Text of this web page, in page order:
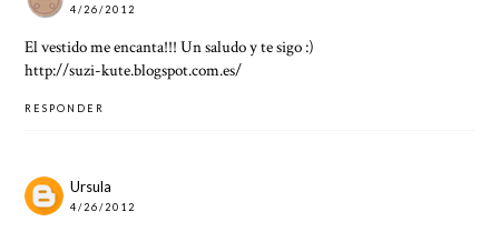
4/26/2012
El vestido me encanta!!! Un saludo y te sigo :)
http://suzi-kute.blogspot.com.es/
RESPONDER
Ursula
4/26/2012